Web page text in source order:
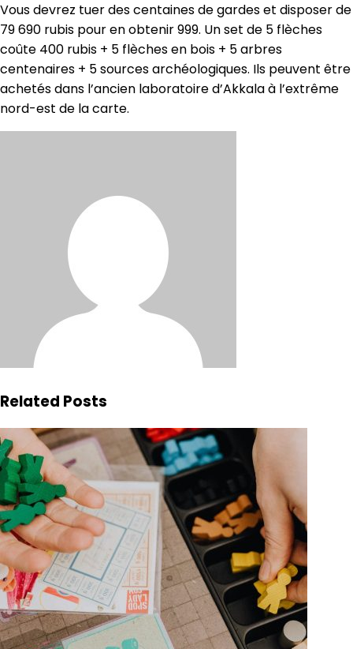
Vous devrez tuer des centaines de gardes et disposer de
79 690 rubis pour en obtenir 999. Un set de 5 flèches
coûte 400 rubis + 5 flèches en bois + 5 arbres
centenaires + 5 sources archéologiques. Ils peuvent être
achetés dans l’ancien laboratoire d’Akkala à l’extrême
nord-est de la carte.
Related Posts